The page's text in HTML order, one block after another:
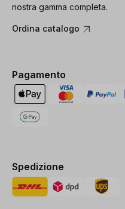
nostra gamma completa.
Ordina catalogo
Pagamento
Spedizione